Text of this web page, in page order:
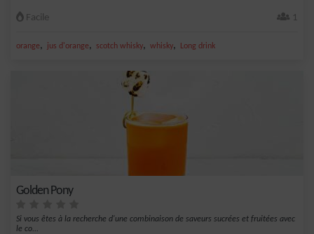
Facile 1
orange, jus d'orange, scotch whisky, whisky, Long drink
Golden Pony
Si vous êtes à la recherche d'une combinaison de saveurs sucrées et fruitées avec
le co...